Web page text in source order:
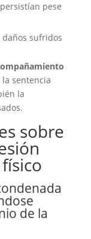
pese
daños sufridos
sentencia
la
sobre
de la